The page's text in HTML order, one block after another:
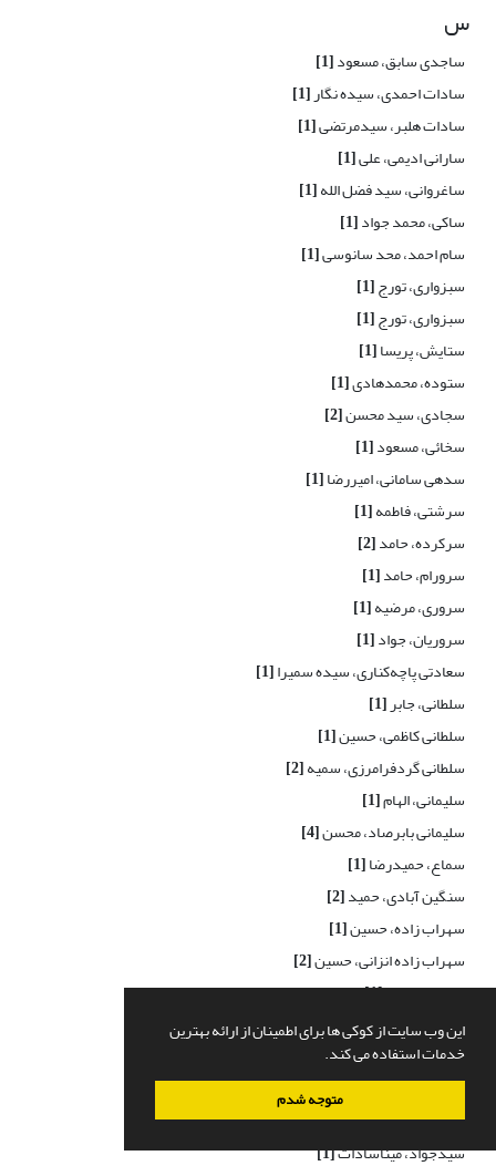
این وب سایت از کوکی ها برای اطمینان از ارائه بهترین
خدمات استفاده می کند.
متوجه شدم
س
ساجدی سابق، مسعود[1]
سادات احمدی، سیده نگار[1]
سادات هلبر، سیدمرتضی[1]
سارانی ادیمی، علی[1]
ساغروانی، سید فضل الله[1]
ساکی، محمد جواد[1]
سام احمد، محد سانوسی[1]
سبزواری، تورج[1]
سبزواری، تورج[1]
ستایش، پریسا[1]
ستوده، محمدهادی[1]
سجادی، سید محسن[2]
سخائی، مسعود[1]
سدهی سامانی، امیررضا[1]
سرشتی، فاطمه[1]
سرکرده، حامد[2]
سرورام، حامد[1]
سروری، مرضیه[1]
سروریان، جواد[1]
سعادتی پاچه‌کناری، سیده سمیرا[1]
سلطانی، جابر[1]
سلطانی کاظمی، حسین[1]
سلطانی گردفرامرزی، سمیه[2]
سلیمانی، الهام[1]
سلیمانی بابرصاد، محسن[4]
سماع، حمیدرضا[1]
سنگین آبادی، حمید[2]
سهراب زاده، حسین[1]
سهراب زاده انزانی، حسین[2]
سهرابی، مریم[1]
سهرابی، مهدی
سواریان، علی[1]
سوری، صبا[1]
سوری، فرهاد[1]
سیدجواد، میناسادات[1]